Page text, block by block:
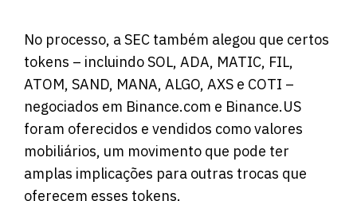
No processo, a SEC também alegou que certos
tokens – incluindo SOL, ADA, MATIC, FIL,
ATOM, SAND, MANA, ALGO, AXS e COTI –
negociados em Binance.com e Binance.US
foram oferecidos e vendidos como valores
mobiliários, um movimento que pode ter
amplas implicações para outras trocas que
oferecem esses tokens.